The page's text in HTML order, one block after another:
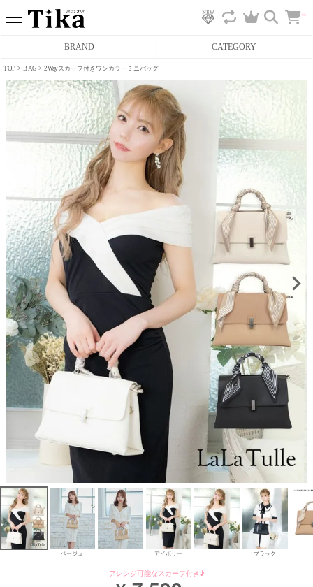
BRAND CATEGORY
タイトミニドレス
フレアミニドレス
膝丈ドレス
前ミニドレス
ロングドレス
タイトロングドレス
Aラインロングドレス
バースデードレス
TOP BAG 2Wayスカーフ付きワンカラーミニバッグ
ベージュ アイボリー ブラック
アレンジ可能なスカーフ付き♪